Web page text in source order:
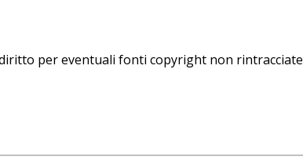
per eventuali fonti copyright non rintracciate